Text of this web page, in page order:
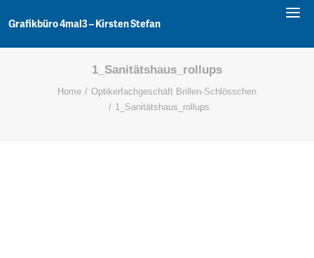
Grafikbüro 4mal3 – Kirsten Stefan
PORTFOLIO
1_Sanitätshaus_rollups
Home
Optikerfachgeschäft Brillen-Schlösschen
1_Sanitätshaus_rollups